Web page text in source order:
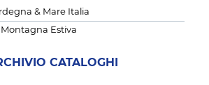
& Mare Italia
Montagna Estiva
CATALOGHI